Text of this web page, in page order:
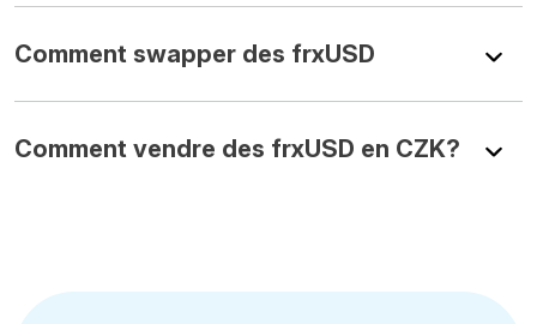
Comment swapper des frxUSD
Comment vendre des frxUSD en CZK?